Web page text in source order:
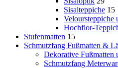
Sisalteppiche 15
Veloursteppiche
Hochflor-
Stufenmatten 15
Schmutzfang Fußmatten &
Dekorative Fußmatten
Schmutzfang